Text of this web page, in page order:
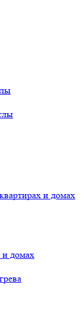
и домах
и домах